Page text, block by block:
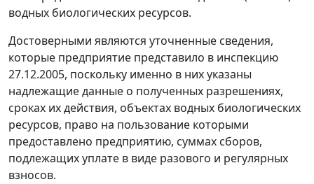
водных биологических ресурсов.
Достоверными являются уточненные сведения,
которые предприятие представило в инспекцию
27.12.2005, поскольку именно в них указаны
надлежащие данные о полученных разрешениях,
сроках их действия, объектах водных биологических
ресурсов, право на пользование которыми
предоставлено предприятию, суммах сборов,
подлежащих уплате в виде разового и регулярных
взносов.